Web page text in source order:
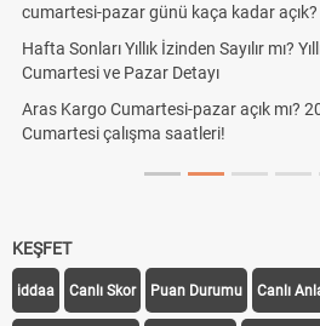
TFF Yabancı Oyuncu Kuralı Nedir?
Uygulanıyor?
PFDK Nedir? PFDK Açılımı,
iddaa Canlı Skor
Transfer Haberleri TV'de Bugün Süper Lig